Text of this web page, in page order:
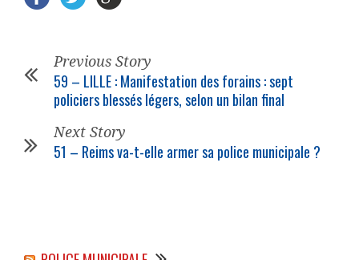
Previous Story
59 – LILLE : Manifestation des forains : sept
policiersblessés légers, selon un bilan final
Next Story
51 – Reims va-t-elle armer sa police municipale ?